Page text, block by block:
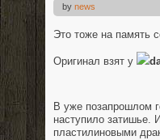
by news
Это тоже на память
Оригинал взят у
В уже позапрошлом
наступило затишье.
пластилиновыми